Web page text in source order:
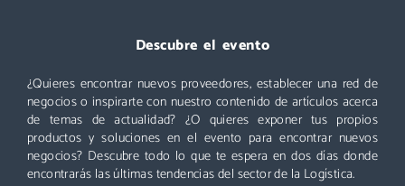
Descubre el evento
¿Quieres encontrar nuevos proveedores, establecer una red de
negocios o inspirarte con nuestro contenido de artículos acerca
de temas de actualidad? ¿O quieres exponer tus propios
productos y soluciones en el evento para encontrar nuevos
negocios? Descubre todo lo que te espera en dos días donde
encontrarás las últimas tendencias del sector de la Logística.
Un evento que no puedes perderte: miles de profesionales
fuera. ¡Conoce nuevos proveedores, descubre todas las áreas
y asiste a las mejores conferencias!
Descubre más